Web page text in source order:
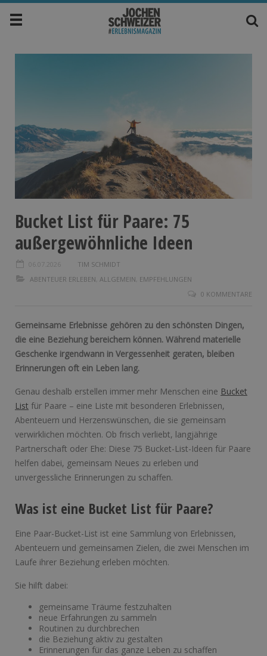
Bucket List für Paare: 75
außergewöhnliche Ideen
06.07.2026
TIM SCHMIDT
ABENTEUER ERLEBEN ALLGEMEIN EMPFEHLUNGEN
0 KOMMENTARE
Gemeinsame Erlebnisse gehören zu den schönsten Dingen,
die eine Beziehung bereichern können. Während materielle
Geschenke irgendwann in Vergessenheit geraten, bleiben
Erinnerungen oft ein Leben lang.
Genau deshalb erstellen immer mehr Menschen eine Bucket
List für Paare – eine Liste mit besonderen Erlebnissen,
Abenteuern und Herzenswünschen, die sie gemeinsam
verwirklichen möchten. Ob frisch verliebt, langjährige
Partnerschaft oder Ehe: Diese 75 Bucket-List-Ideen für Paare
helfen dabei, gemeinsam Neues zu erleben und
unvergessliche Erinnerungen zu schaffen.
Was ist eine Bucket List für Paare?
Eine Paar-Bucket-List ist eine Sammlung von Erlebnissen,
Abenteuern und gemeinsamen Zielen, die zwei Menschen im
Laufe ihrer Beziehung erleben möchten.
Sie hilft dabei:
gemeinsame Träume festzuhalten
neue Erfahrungen zu sammeln
Routinen zu durchbrechen
die Beziehung aktiv zu gestalten
Erinnerungen für das ganze Leben zu schaffen